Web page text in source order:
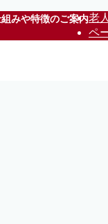
みや特徴のご案内老
ペ